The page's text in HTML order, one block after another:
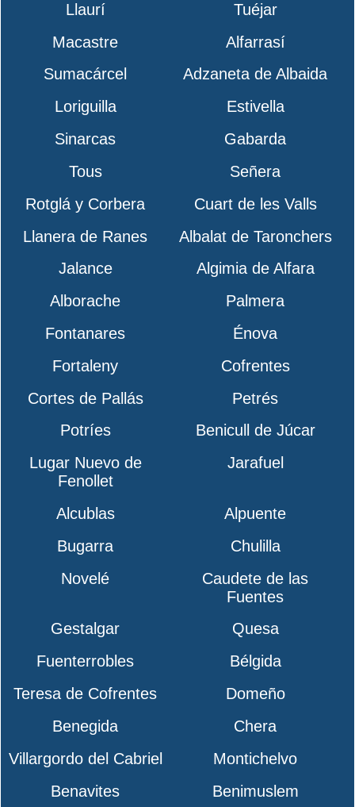
Llaurí
Tuéjar
Macastre
Alfarrasí
Sumacárcel
Adzaneta de Albaida
Loriguilla
Estivella
Sinarcas
Gabarda
Tous
Señera
Rotglá y Corbera
Cuart de les Valls
Llanera de Ranes
Albalat de Taronchers
Jalance
Algimia de Alfara
Alborache
Palmera
Fontanares
Énova
Fortaleny
Cofrentes
Cortes de Pallás
Petrés
Potríes
Benicull de Júcar
Lugar Nuevo de
Fenollet
Jarafuel
Alcublas
Alpuente
Bugarra
Chulilla
Novelé
Caudete de las
Fuentes
Gestalgar
Quesa
Fuenterrobles
Bélgida
Teresa de Cofrentes
Domeño
Benegida
Chera
Villargordo del Cabriel
Montichelvo
Benavites
Benimuslem